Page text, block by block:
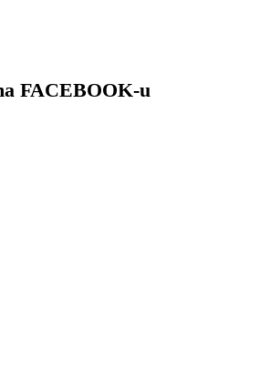
FACEBOOK-u